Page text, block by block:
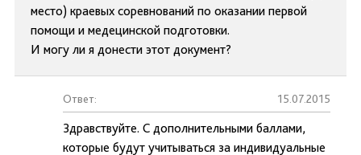
место) краевых соревнований по оказании первой
помощи и медецинской подготовки.
И могу ли я донести этот документ?
Ответ: 15.07.2015
Здравствуйте. С дополнительными баллами,
которые будут учитываться за индивидуальные